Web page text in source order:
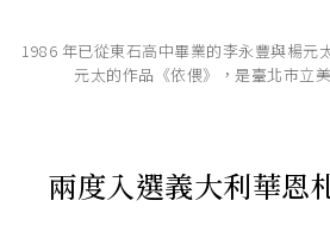
1986 年已從東石高中畢業的李永豐與楊元
元太的作品《依偎》，是臺北市立
兩度入選義大利華恩